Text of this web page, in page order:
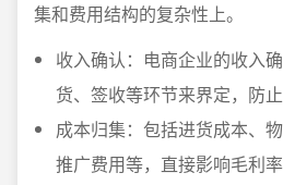
集和费用结构的复杂性上。
收入确认：电商企业的收入
货、签收等环节来界定，防止
成本归集：包括进货成本、
推广费用等，直接影响毛利率